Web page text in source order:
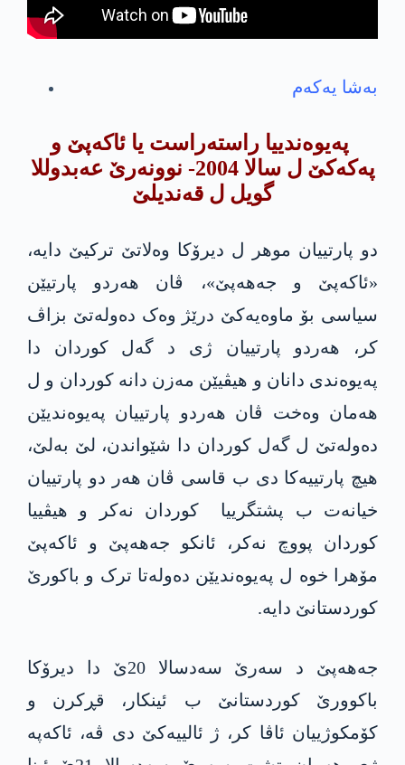
بەشا یەکەم
په‌یوه‌ندییا راستەراست یا ئاکەپێ و
پەکەکێ ل سالا 2004- نوونەرێ عەبدوللا
گویل ل قەندیلێ
دو پارتییان موهر ل دیرۆکا وه‌لاتێ ترکیێ دایە،
«ئاکەپێ و جەهەپێ»، ڤان ھەردو پارتیێن
سیاسی بۆ ماوەیەکێ درێژ وەک دەولەتێ بزاڤ
کر، ھەردو پارتییان ژی د گەل کوردان دا
پەیوەندی دانان و ھیڤیێن مەزن دانە کوردان و ل
ھەمان وەخت ڤان ھەردو پارتییان په‌یوه‌ندیێن
دەولەتێ ل گەل کوردان دا شێواندن، لێ بەلێ،
هیچ پارتییەکا دی ب قاسی ڤان ھەر دو پارتییان
خیانەت ب پشتگرییا کوردان نەکر و ھیڤییا
کوردان پووچ نەکر، ئانکو جەهەپێ و ئاکەپێ
مۆھرا خوە ل پەیوەندیێن دەولەتا ترک و باکورێ
کوردستانێ دایە.
جەهەپێ د سەرێ سەدسالا 20ێ دا دیرۆکا
باکوورێ کوردستانێ ب ئینکار، قڕکرن و
کۆمکوژییان ئاڤا کر، ژ ئالییەکێ دی ڤە، ئاکەپە